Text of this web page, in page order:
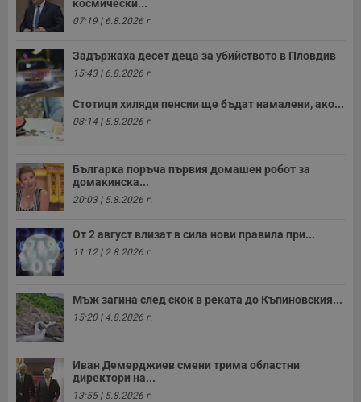
космически...
07:19 | 6.8.2026 г.
Задържаха десет деца за убийството в Пловдив
15:43 | 6.8.2026 г.
Стотици хиляди пенсии ще бъдат намалени, ако...
08:14 | 5.8.2026 г.
Българка поръча първия домашен робот за
домакинска...
20:03 | 5.8.2026 г.
От 2 август влизат в сила нови правила при...
11:12 | 2.8.2026 г.
Мъж загина след скок в реката до Къпиновския...
15:20 | 4.8.2026 г.
Иван Демерджиев смени трима областни
директори на...
13:55 | 5.8.2026 г.